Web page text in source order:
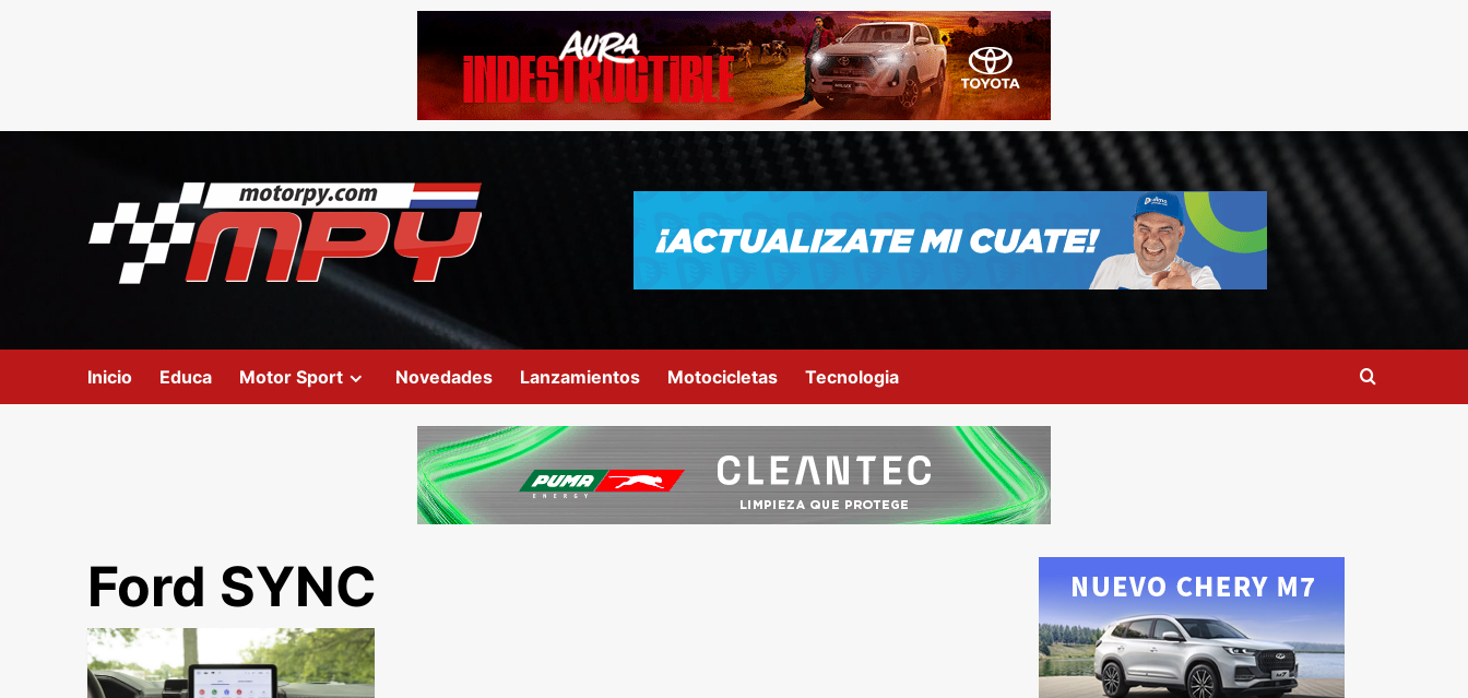
Inicio Educa Motor Sport Novedades Lanzamientos Motocicletas Tecnologia
Ford SYNC